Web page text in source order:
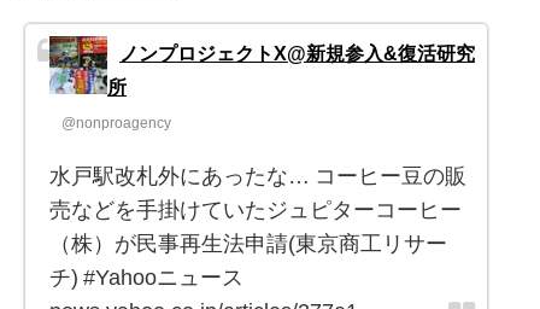
ノンプロジェクトX@新規参入&復活研究
所
@nonproagency
水戸駅改札外にあったな… コーヒー豆の販
売などを手掛けていたジュピターコーヒー
（株）が民事再生法申請(東京商工リサー
チ) #Yahooニュース